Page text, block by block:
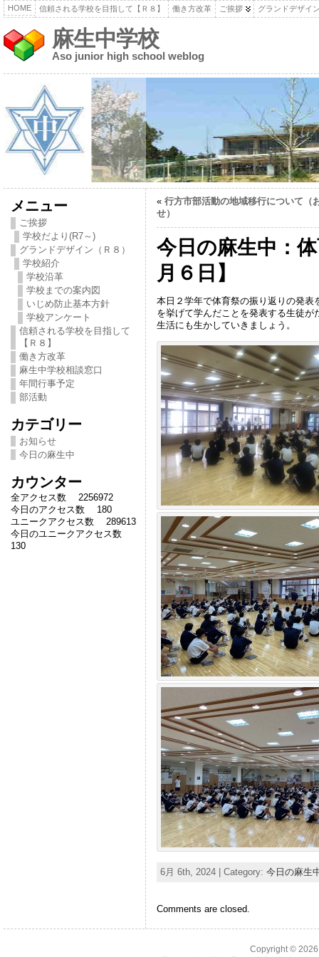
HOME 信頼される学校を目指して【Ｒ８】 働き方改革 ご挨拶 グランドデザイ
麻生中学校
Aso junior high school weblog
メニュー
ご挨拶
学校だより(R7～)
グランドデザイン（Ｒ８）
学校紹介
学校沿革
学校までの案内図
いじめ防止基本方針
学校アンケート
信頼される学校を目指して
【Ｒ８】
働き方改革
麻生中学校相談窓口
年間行事予定
部活動
カテゴリー
お知らせ
今日の麻生中
カウンター
全アクセス数 2256972
今日のアクセス数 180
ユニークアクセス数 289613
今日のユニークアクセス数
130
« 行方市部活動の地域移行について（
せ）
今日の麻生中：
月６日】
本日２学年で体育祭の振り返りの発
を挙げて学んだことを発表する生徒
生活にも生かしていきましょう。
6月 6th, 2024 | Category: 今日の麻生
Comments are closed.
Copyright ©